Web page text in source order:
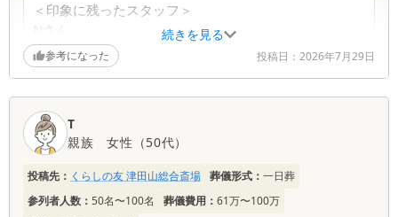
続きを見る
＜印象に残ったスタッフ＞
Nさん
通夜・葬儀ともNさんの進行よろしく全てスムーズに進
みホッとしています。ありがとうございました。
＜全体のご感想＞
火葬場から近かったので､くらしの友葬祭場を選びまし
た。この度は親戚が集まり最期のお別れをしましたが､
通夜・葬儀全て順調にいき良かったです。感謝申し上
げます。
参考になった 投稿日： 2026年7月29日
T
親族
女性 （50代）
投稿先： くらしの友 津田山総合斎場 葬儀形式： 一日葬
参列者人数： 50名〜100名 葬儀費用： 61万〜100万